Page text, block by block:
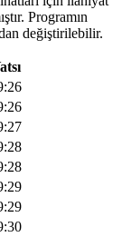
Programın
değiştirilebilir.